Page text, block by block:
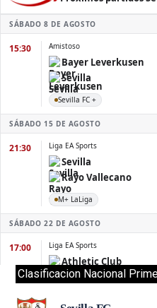
Clasificacion Nacional